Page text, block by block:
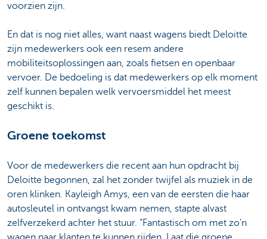
voorzien zijn.
En dat is nog niet alles, want naast wagens biedt Deloitte
zijn medewerkers ook een resem andere
mobiliteitsoplossingen aan, zoals fietsen en openbaar
vervoer. De bedoeling is dat medewerkers op elk moment
zelf kunnen bepalen welk vervoersmiddel het meest
geschikt is.
Groene toekomst
Voor de medewerkers die recent aan hun opdracht bij
Deloitte begonnen, zal het zonder twijfel als muziek in de
oren klinken. Kayleigh Amys, een van de eersten die haar
autosleutel in ontvangst kwam nemen, stapte alvast
zelfverzekerd achter het stuur. “Fantastisch om met zo’n